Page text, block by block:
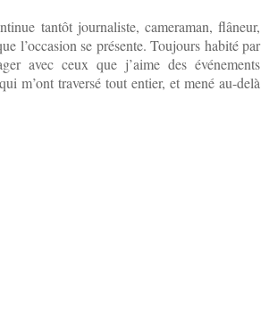
tantôt journaliste, cameraman, flâneur,
l’occasion se présente. Toujours habité par
avec ceux que j’aime des événements
m’ont traversé tout entier, et mené au-delà